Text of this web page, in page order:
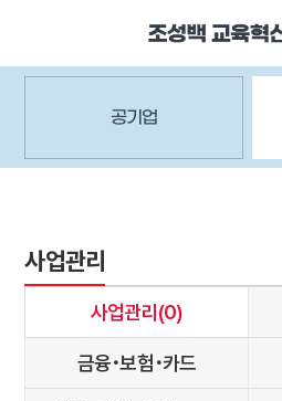
공기업
사업관리
사업관리(0)
금융･보험･카드